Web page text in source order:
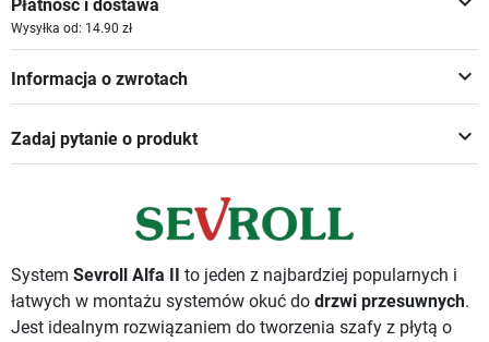
Płatność i dostawa
Wysyłka od: 14.90 zł
keyboard_arrow_down
Informacja o zwrotach
keyboard_arrow_down
Zadaj pytanie o produkt
System Sevroll Alfa II
to jeden z najbardziej popularnych i
łatwych w montażu systemów okuć do drzwi przesuwnych.
Jest idealnym rozwiązaniem do tworzenia szafy z płytą o